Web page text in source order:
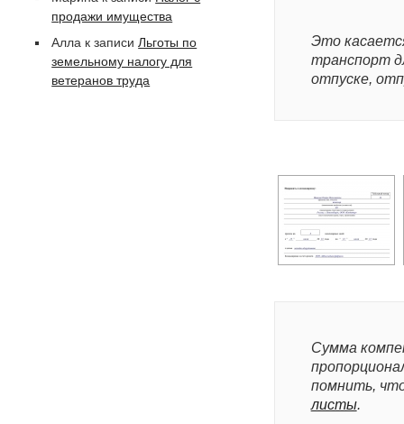
Это
транспорт
отпуске,
Сумма
помнить,
листы.
продажи имущества
Алла к записиЛьготы по
земельному налогу для
ветеранов труда